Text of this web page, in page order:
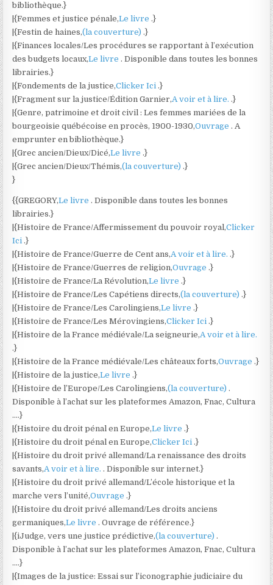
bibliothèque.}
|{Femmes et justice pénale,Le livre.}
|{Festin de haines,(la couverture).}
|{Finances locales/Les procédures se rapportant à l’exécution
des budgets locaux,Le livre. Disponible dans toutes les bonnes
librairies.}
|{Fondements de la justice,Clicker Ici.}
|{Fragment sur la justice/Édition Garnier,A voir et à lire..}
|{Genre, patrimoine et droit civil : Les femmes mariées de la
bourgeoisie québécoise en procès, 1900-1930,Ouvrage. A
emprunter en bibliothèque.}
|{Grec ancien/Dieux/Dicé,Le livre.}
|{Grec ancien/Dieux/Thémis,(la couverture).}
}
{{GREGORY,Le livre. Disponible dans toutes les bonnes
librairies.}
|{Histoire de France/Affermissement du pouvoir royal,Clicker
Ici.}
|{Histoire de France/Guerre de Cent ans,A voir et à lire..}
|{Histoire de France/Guerres de religion,Ouvrage.}
|{Histoire de France/La Révolution,Le livre.}
|{Histoire de France/Les Capétiens directs,(la couverture).}
|{Histoire de France/Les Carolingiens,Le livre.}
|{Histoire de France/Les Mérovingiens,Clicker Ici.}
|{Histoire de la France médiévale/La seigneurie,A voir et à lire.
.}
|{Histoire de la France médiévale/Les châteaux forts,Ouvrage.}
|{Histoire de la justice,Le livre.}
|{Histoire de l’Europe/Les Carolingiens,(la couverture).
Disponible à l’achat sur les plateformes Amazon, Fnac, Cultura
….}
|{Histoire du droit pénal en Europe,Le livre.}
|{Histoire du droit pénal en Europe,Clicker Ici.}
|{Histoire du droit privé allemand/La renaissance des droits
savants,A voir et à lire.. Disponible sur internet.}
|{Histoire du droit privé allemand/L’école historique et la
marche vers l’unité,Ouvrage.}
|{Histoire du droit privé allemand/Les droits anciens
germaniques,Le livre. Ouvrage de référence.}
|{iJudge, vers une justice prédictive,(la couverture).
Disponible à l’achat sur les plateformes Amazon, Fnac, Cultura
….}
|{Images de la justice: Essai sur l’iconographie judiciaire du